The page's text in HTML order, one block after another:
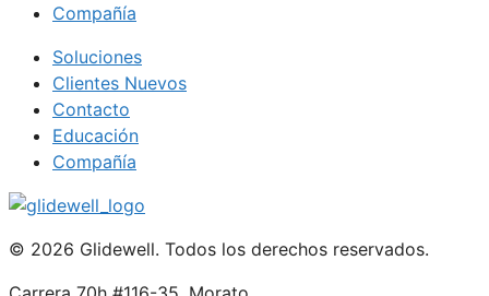
Compañía
Soluciones
Clientes Nuevos
Contacto
Educación
Compañía
© 2026 Glidewell. Todos los derechos reservados.